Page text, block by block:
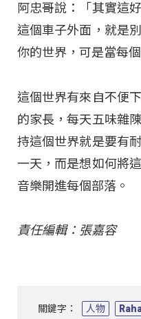
阿忠哥說：「其實這
這個車子外面，就是
你的世界，可是當每
這個世界有來自不便
的家長，每天五味雜
持這個世界就是要有
一天，而是想如何將
音樂開進每個部落。
責任編輯：張嘉容
關鍵字： 人物